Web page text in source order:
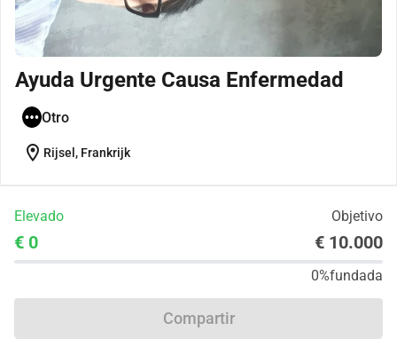
Ayuda Urgente Causa Enfermedad
Otro
location_on Rijsel, Frankrijk
Elevado Objetivo
€ 0 € 10.000
0%fundada
Compartir